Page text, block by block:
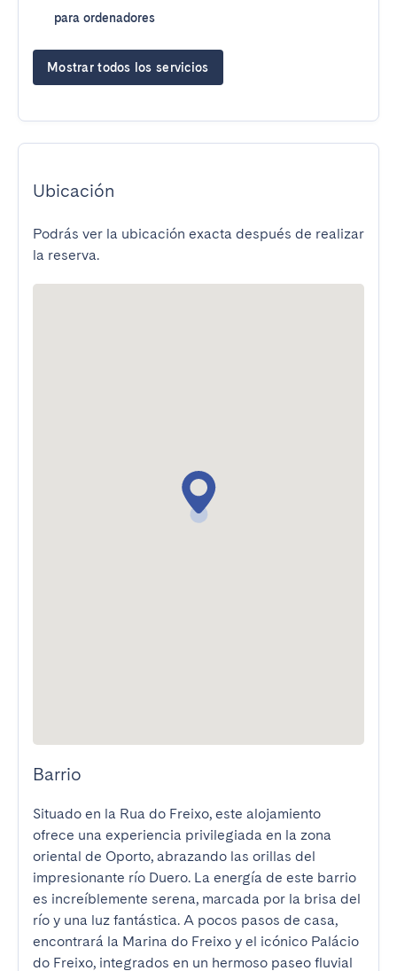
para ordenadores
Mostrar todos los servicios
Ubicación
Podrás ver la ubicación exacta después de realizar
la reserva.
Barrio
Situado en la Rua do Freixo, este alojamiento
ofrece una experiencia privilegiada en la zona
oriental de Oporto, abrazando las orillas del
impresionante río Duero. La energía de este barrio
es increíblemente serena, marcada por la brisa del
río y una luz fantástica. A pocos pasos de casa,
encontrará la Marina do Freixo y el icónico Palácio
do Freixo, integrados en un hermoso paseo fluvial